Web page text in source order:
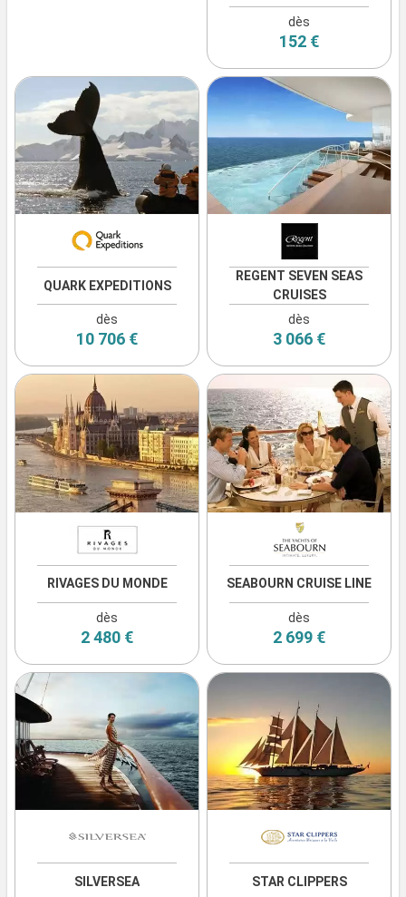
dès
152 €
QUARK EXPEDITIONS
dès
10 706 €
REGENT SEVEN SEAS
CRUISES
dès
3 066 €
RIVAGES DU MONDE
dès
2 480 €
SEABOURN CRUISE LINE
dès
2 699 €
SILVERSEA STAR CLIPPERS